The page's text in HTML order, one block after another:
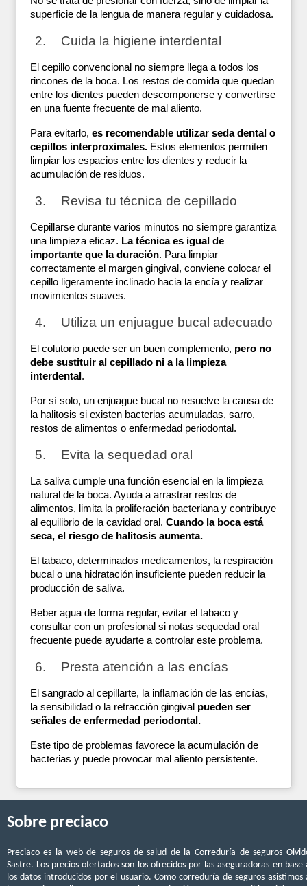
superficie de la lengua de manera regular y cuidadosa.
Cuida la higiene interdental
El cepillo convencional no siempre llega a todos los
rincones de la boca. Los restos de comida que quedan
entre los dientes pueden descomponerse y convertirse
en una fuente frecuente de mal aliento.
Para evitarlo, es recomendable utilizar seda dental o
cepillos interproximales. Estos elementos permiten
limpiar los espacios entre los dientes y reducir la
acumulación de residuos.
Revisa tu técnica de cepillado
Cepillarse durante varios minutos no siempre garantiza
una limpieza eficaz. La técnica es igual de
importante que la duración. Para limpiar
correctamente el margen gingival, conviene colocar el
cepillo ligeramente inclinado hacia la encía y realizar
movimientos suaves.
Utiliza un enjuague bucal adecuado
El colutorio puede ser un buen complemento, pero no
debe sustituir al cepillado ni a la limpieza
interdental .
Por sí solo, un enjuague bucal no resuelve la causa de
la halitosis si existen bacterias acumuladas, sarro,
restos de alimentos o enfermedad periodontal.
Evita la sequedad oral
La saliva cumple una función esencial en la limpieza
natural de la boca. Ayuda a arrastrar restos de
alimentos, limita la proliferación bacteriana y contribuye
al equilibrio de la cavidad oral. Cuando la boca está
seca, el riesgo de halitosis aumenta.
El tabaco, determinados medicamentos, la respiración
bucal o una hidratación insuficiente pueden reducir la
producción de saliva.
Beber agua de forma regular, evitar el tabaco y
consultar con un profesional si notas sequedad oral
frecuente puede ayudarte a controlar este problema.
Presta atención a las encías
El sangrado al cepillarte, la inflamación de las encías,
la sensibilidad o la retracción gingival pueden ser
señales de enfermedad periodontal.
Este tipo de problemas favorece la acumulación de
bacterias y puede provocar mal aliento persistente.
Sobre preciaco
Preciaco es la web de seguros de salud de la Correduría de seguros
Sastre. Los precios ofertados son los ofrecidos por las aseguradoras en base
los datos introducidos por el usuario. Como correduría de seguros asistimos